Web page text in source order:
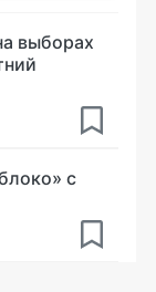
выборах
с